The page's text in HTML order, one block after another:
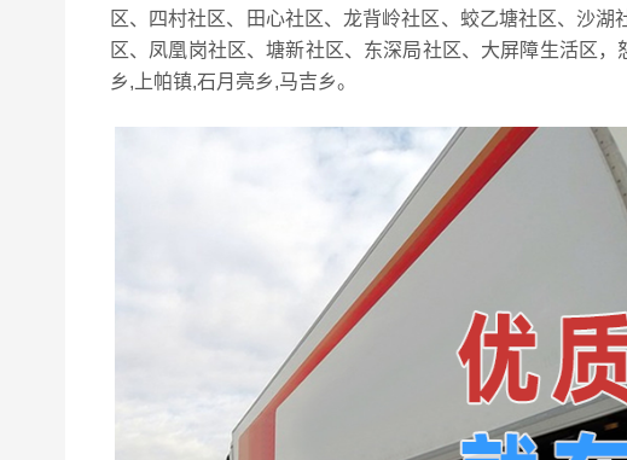
区、四村社区、田心社区、龙背岭社区、蛟乙塘社区、沙
区、凤凰岗社区、塘新社区、东深局社区、大屏障生活区
乡,上帕镇,石月亮乡,马吉乡。